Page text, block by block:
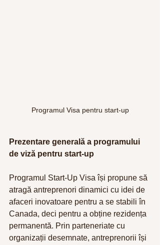
Programul Visa pentru start-up
Prezentare generală a programului
de viză pentru start-up
Programul Start-Up Visa își propune să
atragă antreprenori dinamici cu idei de
afaceri inovatoare pentru a se stabili în
Canada, deci pentru a obține rezidența
permanentă. Prin parteneriate cu
organizații desemnate, antreprenorii își